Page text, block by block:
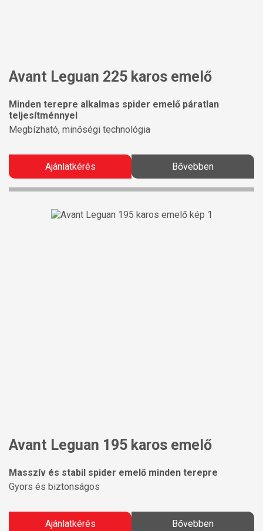
Avant Leguan 225 karos emelő
Minden terepre alkalmas spider emelő páratlan
teljesítménnyel
Megbízható, minőségi technológia
Ajánlatkérés Bővebben
Avant Leguan 195 karos emelő
Masszív és stabil spider emelő minden terepre
Gyors és biztonságos
Ajánlatkérés Bővebben